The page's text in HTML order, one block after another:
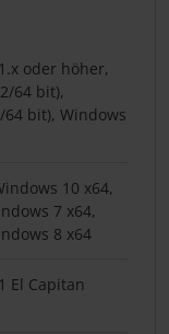
oder höher,
64 bit),
bit), Windows
10 x64,
7 x64,
8 x64
El Capitan